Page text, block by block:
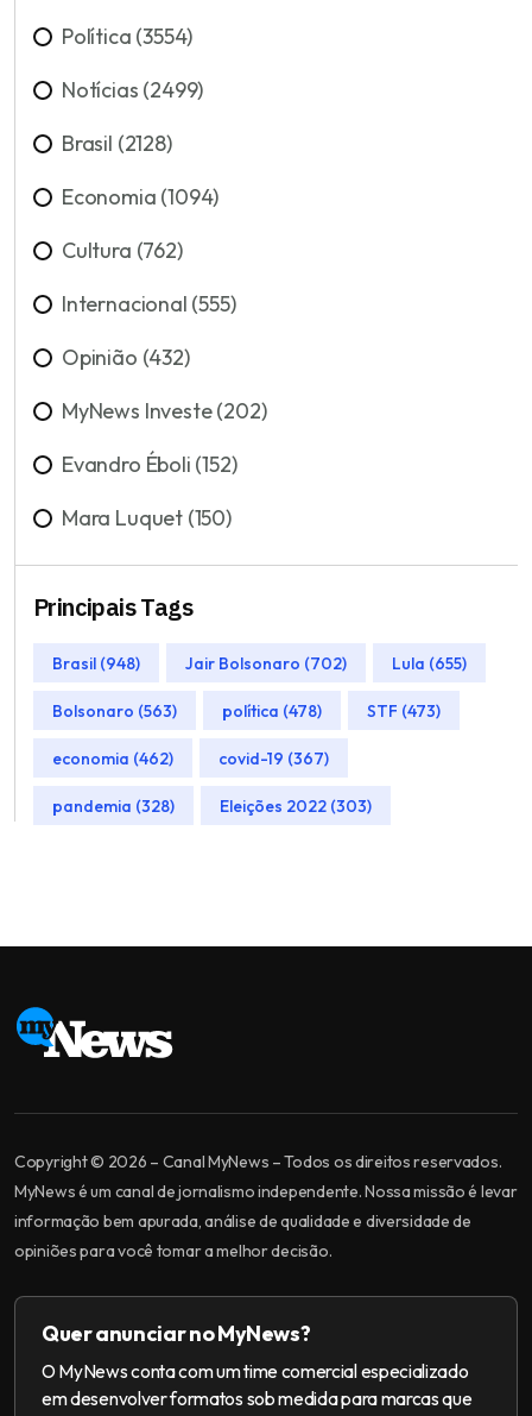
Política (3554)
Notícias (2499)
Brasil (2128)
Economia (1094)
Cultura (762)
Internacional (555)
Opinião (432)
MyNews Investe (202)
Evandro Éboli (152)
Mara Luquet (150)
Principais Tags
Brasil (948) Jair Bolsonaro (702) Lula (655)
Bolsonaro (563) política (478) STF (473)
economia (462) covid-19 (367)
pandemia (328) Eleições 2022 (303)
Copyright © 2026 – Canal MyNews – Todos os direitos reservados.
MyNews é um canal de jornalismo independente. Nossa missão é levar
informação bem apurada, análise de qualidade e diversidade de
opiniões para você tomar a melhor decisão.
Quer anunciar no MyNews?
O MyNews conta com um time comercial especializado
em desenvolver formatos sob medida para marcas que